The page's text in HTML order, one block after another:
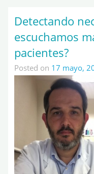
Detectando
escuchamos
pacientes?
Posted on 17 mayo,